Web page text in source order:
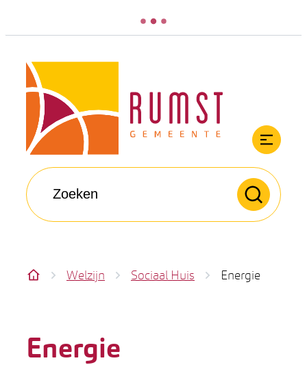
Rumst
Waarmee kunnen we jou helpen?
Zoeken
Startpagina
Welzijn Sociaal Huis Energie
Energie